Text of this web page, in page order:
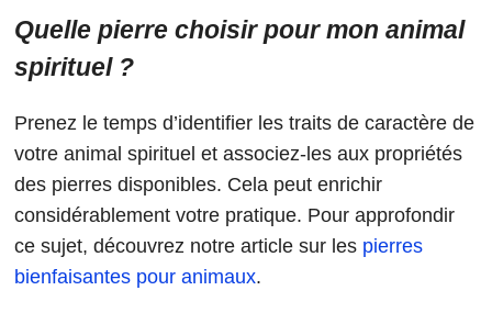
Quelle pierre choisir pour mon animal
spirituel ?
Prenez le temps d’identifier les traits de caractère de
votre animal spirituel et associez-les aux propriétés
des pierres disponibles. Cela peut enrichir
considérablement votre pratique. Pour approfondir
ce sujet, découvrez notre article sur les pierres
bienfaisantes pour animaux.